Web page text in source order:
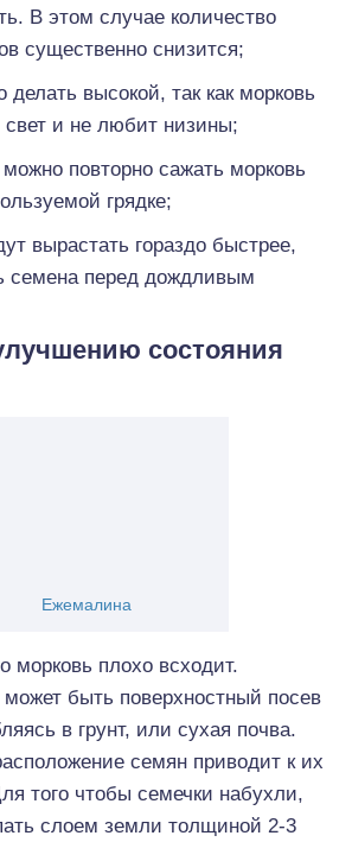
В этом случае количество
существенно снизится;
делать высокой, так как морковь
и не любит низины;
повторно сажать морковь
грядке;
вырастать гораздо быстрее,
семена перед дождливым
состояния
Ежемалина
морковь плохо всходит.
быть поверхностный посев
в грунт, или сухая почва.
семян приводит к их
того чтобы семечки набухли,
слоем земли толщиной 2-3